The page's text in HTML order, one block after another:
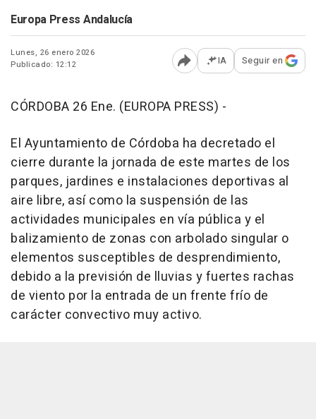
Europa Press Andalucía
Lunes, 26 enero 2026
Publicado: 12:12
Abrir opciones para
IA Seguir en
CÓRDOBA 26 Ene. (EUROPA PRESS) -
El Ayuntamiento de Córdoba ha decretado el
cierre durante la jornada de este martes de los
parques, jardines e instalaciones deportivas al
aire libre, así como la suspensión de las
actividades municipales en vía pública y el
balizamiento de zonas con arbolado singular o
elementos susceptibles de desprendimiento,
debido a la previsión de lluvias y fuertes rachas
de viento por la entrada de un frente frío de
carácter convectivo muy activo.